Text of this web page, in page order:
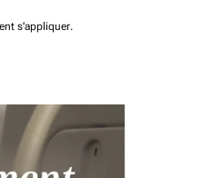
s'appliquer.